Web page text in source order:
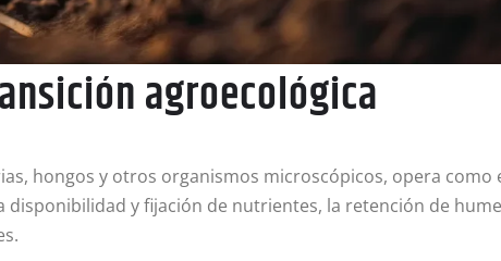
agroecológica
hongos y otros organismos microscópicos, opera
y fijación de nutrientes, la retención de